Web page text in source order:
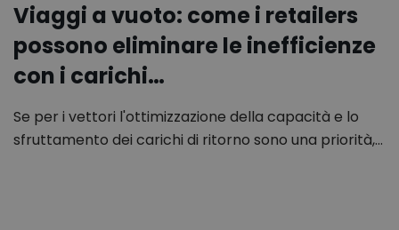
Viaggi a vuoto: come i retailers
possono eliminare le inefficienze
con i carichi…
Se per i vettori l'ottimizzazione della capacità e lo
sfruttamento dei carichi di ritorno sono una priorità,…